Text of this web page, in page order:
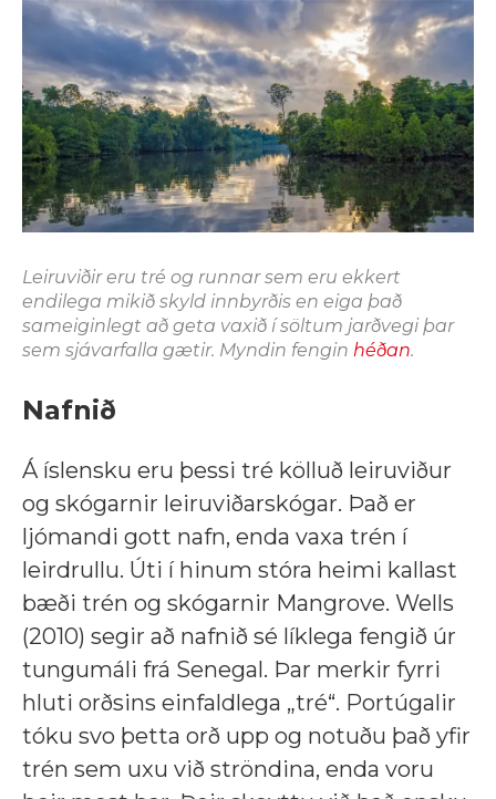
Leiruviðir eru tré og runnar sem eru ekkert
endilega mikið skyld innbyrðis en eiga það
sameiginlegt að geta vaxið í söltum jarðvegi þar
sem sjávarfalla gætir. Myndin fengin héðan.
Nafnið
Á íslensku eru þessi tré kölluð leiruviður
og skógarnir leiruviðarskógar. Það er
ljómandi gott nafn, enda vaxa trén í
leirdrullu. Úti í hinum stóra heimi kallast
bæði trén og skógarnir Mangrove. Wells
(2010) segir að nafnið sé líklega fengið úr
tungumáli frá Senegal. Þar merkir fyrri
hluti orðsins einfaldlega „tré“. Portúgalir
tóku svo þetta orð upp og notuðu það yfir
trén sem uxu við ströndina, enda voru